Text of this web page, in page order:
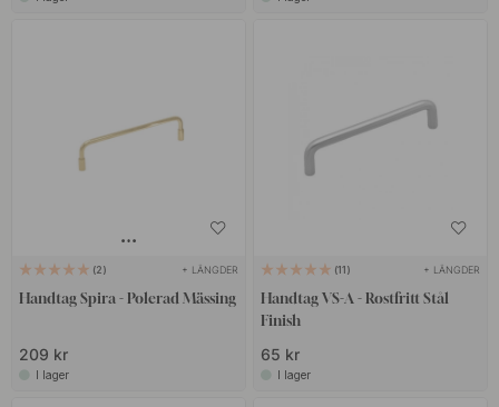
2 + LÄNGDER
Handtag Spira - Polerad Mässing
209 kr
I lager
11 + LÄNGDER
Handtag VS-A - Rostfritt Stål
Finish
65 kr
I lager